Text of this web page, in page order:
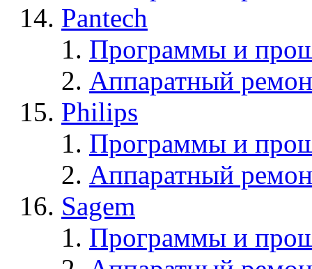
Pantech
Программы и
Аппаратный
Philips
Программы и
Аппаратный
Sagem
Программы и